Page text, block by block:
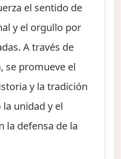
el sentido de
y el orgullo por
A través de
se promueve el
y la tradición
unidad y el
la defensa de la